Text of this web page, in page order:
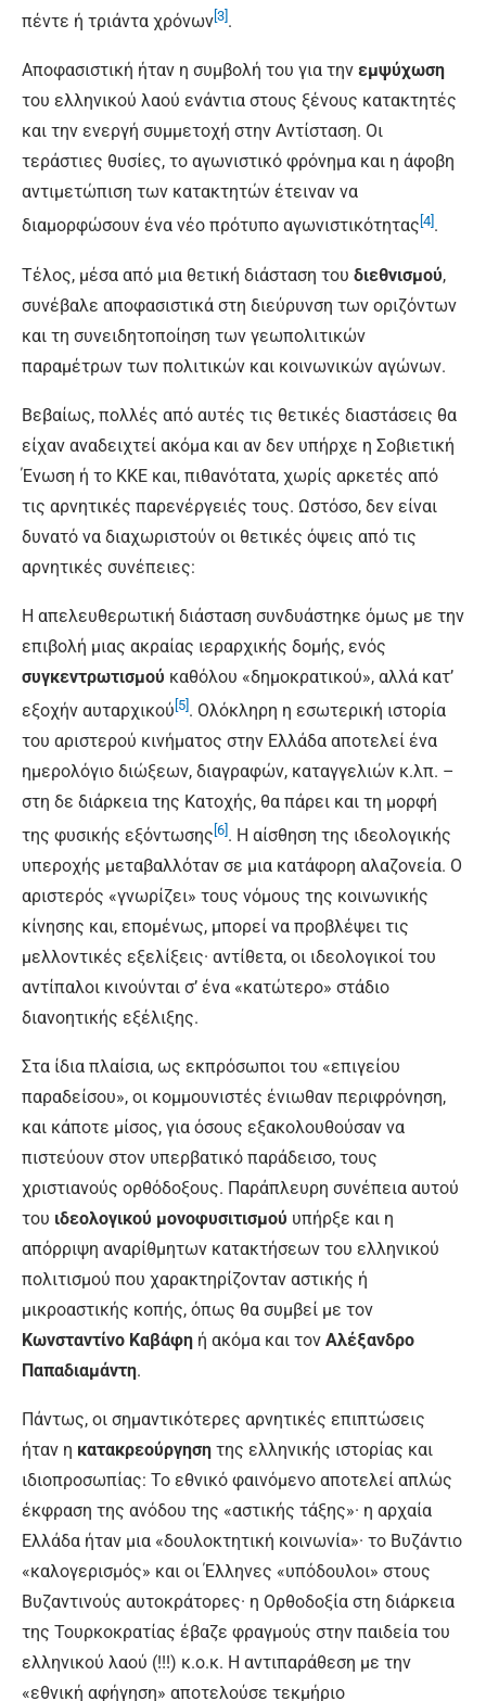
πέντε ή τριάντα χρόνων [3] .
Αποφασιστική ήταν η συμβολή του για την εμψύχωση
του ελληνικού λαού ενάντια στους ξένους κατακτητές
και την ενεργή συμμετοχή στην Αντίσταση. Οι
τεράστιες θυσίες, το αγωνιστικό φρόνημα και η άφοβη
αντιμετώπιση των κατακτητών έτειναν να
διαμορφώσουν ένα νέο πρότυπο αγωνιστικότητας [4].
Τέλος, μέσα από μια θετική διάσταση του διεθνισμού,
συνέβαλε αποφασιστικά στη διεύρυνση των οριζόντων
και τη συνειδητοποίηση των γεωπολιτικών
παραμέτρων των πολιτικών και κοινωνικών αγώνων.
Βεβαίως, πολλές από αυτές τις θετικές διαστάσεις θα
είχαν αναδειχτεί ακόμα και αν δεν υπήρχε η Σοβιετική
Ένωση ή το ΚΚΕ και, πιθανότατα, χωρίς αρκετές από
τις αρνητικές παρενέργειές τους. Ωστόσο, δεν είναι
δυνατό να διαχωριστούν οι θετικές όψεις από τις
αρνητικές συνέπειες:
Η απελευθερωτική διάσταση συνδυάστηκε όμως με την
επιβολή μιας ακραίας ιεραρχικής δομής, ενός
συγκεντρωτισμού καθόλου «δημοκρατικού», αλλά κατ’
εξοχήν αυταρχικού [5]. Ολόκληρη η εσωτερική ιστορία
του αριστερού κινήματος στην Ελλάδα αποτελεί ένα
ημερολόγιο διώξεων, διαγραφών, καταγγελιών κ.λπ. –
στη δε διάρκεια της Κατοχής, θα πάρει και τη μορφή
της φυσικής εξόντωσης [6] . Η αίσθηση της ιδεολογικής
υπεροχής μεταβαλλόταν σε μια κατάφορη αλαζονεία. Ο
αριστερός «γνωρίζει» τους νόμους της κοινωνικής
κίνησης και, επομένως, μπορεί να προβλέψει τις
μελλοντικές εξελίξεις· αντίθετα, οι ιδεολογικοί του
αντίπαλοι κινούνται σ’ ένα «κατώτερο» στάδιο
διανοητικής εξέλιξης.
Στα ίδια πλαίσια, ως εκπρόσωποι του «επιγείου
παραδείσου», οι κομμουνιστές ένιωθαν περιφρόνηση,
και κάποτε μίσος, για όσους εξακολουθούσαν να
πιστεύουν στον υπερβατικό παράδεισο, τους
χριστιανούς ορθόδοξους. Παράπλευρη συνέπεια αυτού
του ιδεολογικού μονοφυσιτισμού υπήρξε και η
απόρριψη αναρίθμητων κατακτήσεων του ελληνικού
πολιτισμού που χαρακτηρίζονταν αστικής ή
μικροαστικής κοπής, όπως θα συμβεί με τον
Κωνσταντίνο Καβάφη ή ακόμα και τον Αλέξανδρο
Παπαδιαμάντη.
Πάντως, οι σημαντικότερες αρνητικές επιπτώσεις
ήταν η κατακρεούργηση της ελληνικής ιστορίας και
ιδιοπροσωπίας: Το εθνικό φαινόμενο αποτελεί απλώς
έκφραση της ανόδου της «αστικής τάξης»· η αρχαία
Ελλάδα ήταν μια «δουλοκτητική κοινωνία»· το Βυζάντιο
«καλογερισμός» και οι Έλληνες «υπόδουλοι» στους
Βυζαντινούς αυτοκράτορες· η Ορθοδοξία στη διάρκεια
της Τουρκοκρατίας έβαζε φραγμούς στην παιδεία του
ελληνικού λαού (!!!) κ.ο.κ. Η αντιπαράθεση με την
«εθνική αφήγηση» αποτελούσε τεκμήριο